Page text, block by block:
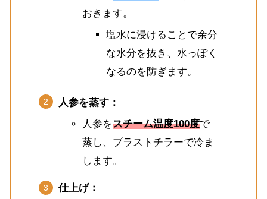
おきます。
塩水に浸けることで余分
な水分を抜き、水っぽく
なるのを防ぎます。
人参を蒸す：
人参をスチーム温度100度で
蒸し、ブラストチラーで冷ま
します。
仕上げ：